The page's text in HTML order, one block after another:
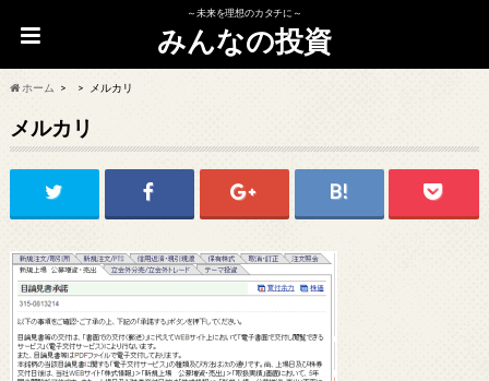
～未来を理想のカタチに～
みんなの投資
ホーム メルカリ
メルカリ